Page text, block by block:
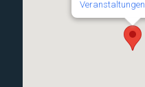
Veranstaltungen